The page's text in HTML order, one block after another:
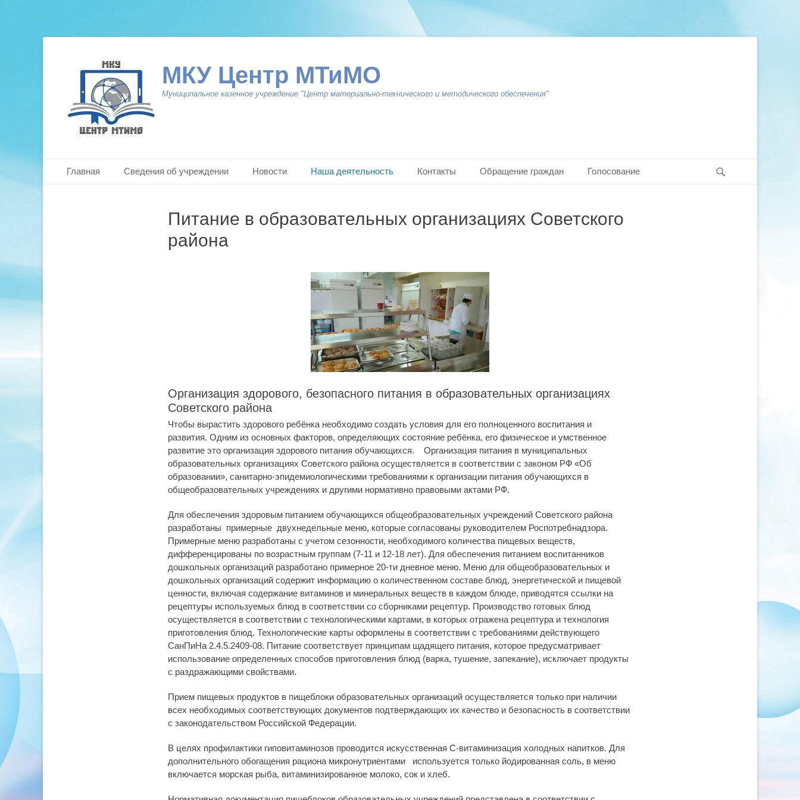
МКУ Центр МТиМО
Муниципальное казенное учреждение "Центр материально-технического и методического обеспечения"
Primary Menu
Главная Сведения об учреждении Новости Наша деятельность Контакты Обращение граждан Голосование
Питание в образовательных организациях Советского
района
Организация здорового, безопасного питания в образовательных организациях
Советского района
Чтобы вырастить здорового ребёнка необходимо создать условия для его полноценного воспитания и
развития. Одним из основных факторов, определяющих состояние ребёнка, его физическое и умственное
развитие это организация здорового питания обучающихся. Организация питания в муниципальных
образовательных организациях Советского района осуществляется в соответствии с законом РФ «Об
образовании», санитарно-эпидемиологическими требованиями к организации питания обучающихся в
общеобразовательных учреждениях и другими нормативно правовыми актами РФ.
Для обеспечения здоровым питанием обучающихся общеобразовательных учреждений Советского района
разработаны примерные двухнедельные меню, которые согласованы руководителем Роспотребнадзора.
Примерные меню разработаны с учетом сезонности, необходимого количества пищевых веществ,
дифференцированы по возрастным группам (7-11 и 12-18 лет). Для обеспечения питанием воспитанников
дошкольных организаций разработано примерное 20-ти дневное меню. Меню для общеобразовательных и
дошкольных организаций содержит информацию о количественном составе блюд, энергетической и пищевой
ценности, включая содержание витаминов и минеральных веществ в каждом блюде, приводятся ссылки на
рецептуры используемых блюд в соответствии со сборниками рецептур. Производство готовых блюд
осуществляется в соответствии с технологическими картами, в которых отражена рецептура и технология
приготовления блюд. Технологические карты оформлены в соответствии с требованиями действующего
СанПиНа 2.4.5.2409-08. Питание соответствует принципам щадящего питания, которое предусматривает
использование определенных способов приготовления блюд (варка, тушение, запекание), исключает продукты
с раздражающими свойствами.
Прием пищевых продуктов в пищеблоки образовательных организаций осуществляется только при наличии
всех необходимых соответствующих документов подтверждающих их качество и безопасность в соответствии
с законодательством Российской Федерации.
В целях профилактики гиповитаминозов проводится искусственная С-витаминизация холодных напитков. Для
дополнительного обогащения рациона микронутриентами используется только йодированная соль, в меню
включается морская рыба, витаминизированное молоко, сок и хлеб.